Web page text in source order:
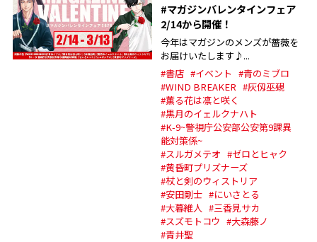
#マガジンバレンタインフェア
2/14から開催！
今年はマガジンのメンズが薔薇を
お届けいたします♪...
#書店 #イベント #青のミブロ
#WIND BREAKER #灰仭巫覡
#薫る花は凛と咲く
#黒月のイェルクナハト
#K-9~警視庁公安部公安第9課異
能対策係~
#スルガメテオ #ゼロとヒャク
#黄昏町プリズナーズ
#杖と剣のウィストリア
#安田剛士 #にいさとる
#大暮維人 #三香見サカ
#スズモトコウ #大森藤ノ
#青井聖